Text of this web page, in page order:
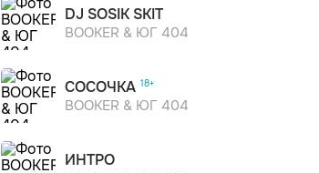
DJ SOSIK SKIT
BOOKER & ЮГ 404
СОСОЧКА
BOOKER & ЮГ 404
ИНТРО